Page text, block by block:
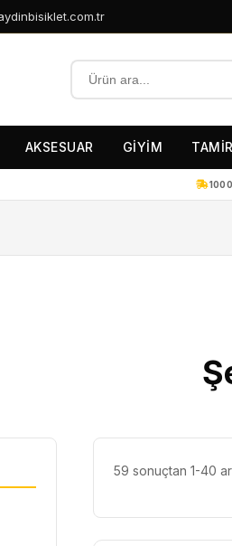
AKSESUAR GİYİM
59 sonuçtan 1-40
ÜCRETSIZ KARGO